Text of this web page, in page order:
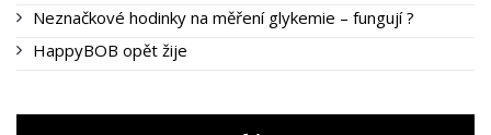
Neznačkové hodinky na měření glykemie – fungují ?
HappyBOB opět žije